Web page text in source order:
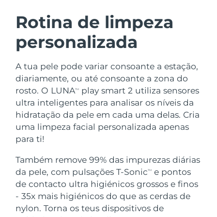
Rotina de limpeza
personalizada
A tua pele pode variar consoante a estação,
diariamente, ou até consoante a zona do
rosto. O LUNATM
play smart 2 utiliza sensores
ultra inteligentes para analisar os níveis da
hidratação da pele em cada uma delas. Cria
uma limpeza facial personalizada apenas
para ti!
Também remove 99% das impurezas diárias
da pele, com pulsações T-SonicTM
e pontos
de contacto ultra higiénicos grossos e finos
- 35x mais higiénicos do que as cerdas de
nylon. Torna os teus dispositivos de
LUNA™ 4 kit
Anti-aging massage
LUNA™ 4 Plus
LUNA™ 4 Men
For men, anti-aging massage
BEAR™ 2 kit
Microcurrent toning
BEAR™ 2 go
BEAR™ 2 eyes & lips
Microcurrent line smoothing device
Hidratação
UFO™ 3 kit
UFO™ 3 LED
Near-infrared and red light therapy
device
Cuidado oral
issa™ 4 plus
Smart hybrid silicone sonic toothbrush
TRATAMENTO ANTIENVELHECIMENTO
FAQ™
Antienvelhecimento Tratamentos LED
NEW
Áustria
Barein Entrega prevista
Bélgica
Bermudas Entrega prevista8/14/26
Bósnia e
Herzegovina
Entrega prevista 8/11/26
Brunei
Bulgária Entrega prevista8/8/26
Canadá Entrega prevista8/12/26
Chile Entrega prevista